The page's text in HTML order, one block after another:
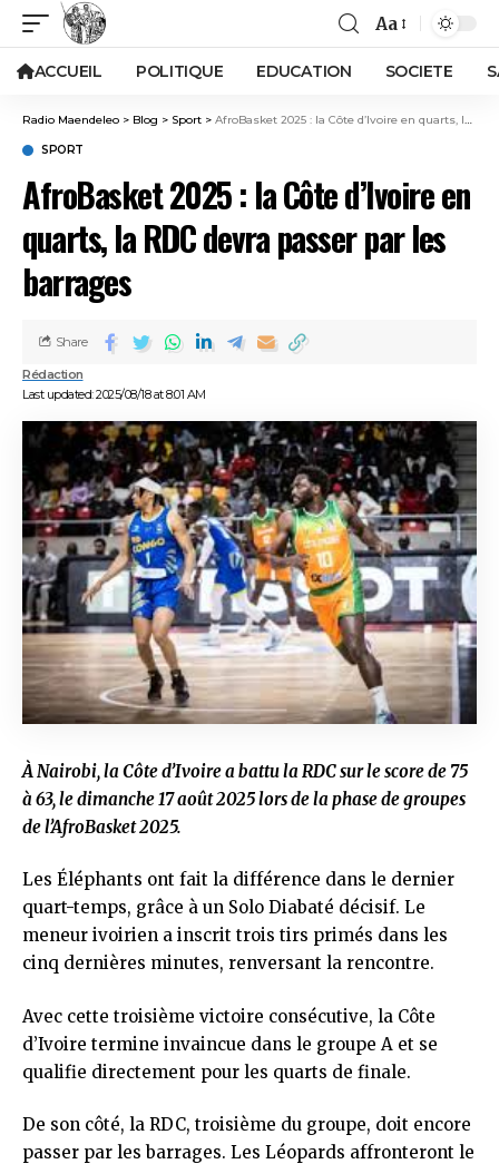
Aa
ACCUEIL POLITIQUE EDUCATION SOCIETE
Radio Maendeleo > Blog > Sport > AfroBasket 2025 : la Côte d’Ivoire en quarts, la RDC devra passer par les barrages
SPORT
AfroBasket 2025 : la Côte d’Ivoire en
quarts, la RDC devra passer par les
barrages
Last updated: 2025/08/18 at 8:01 AM
Rédaction
Share
À Nairobi, la Côte d’Ivoire a battu la RDC sur le score de 75
à 63, le dimanche 17 août 2025 lors de la phase de groupes
de l’AfroBasket 2025.
Les Éléphants ont fait la différence dans le dernier
quart-temps, grâce à un Solo Diabaté décisif. Le
meneur ivoirien a inscrit trois tirs primés dans les
cinq dernières minutes, renversant la rencontre.
Avec cette troisième victoire consécutive, la Côte
d’Ivoire termine invaincue dans le groupe A et se
qualifie directement pour les quarts de finale.
De son côté, la RDC, troisième du groupe, doit encore
passer par les barrages. Les Léopards affronteront le